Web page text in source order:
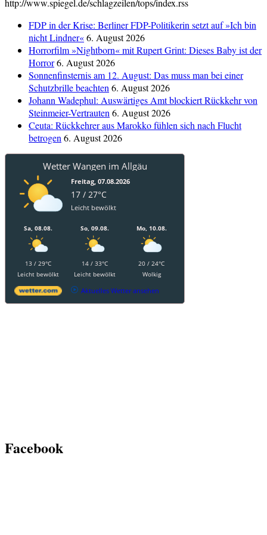
http://www.spiegel.de/schlagzeilen/tops/index.rss
FDP in der Krise: Berliner FDP-Politikerin setzt auf »Ich bin
nicht Lindner«6. August 2026
Horrorfilm »Nightborn« mit Rupert Grint: Dieses Baby ist der
Horror6. August 2026
Sonnenfinsternis am 12. August: Das muss man bei einer
Schutzbrille beachten 6. August 2026
Johann Wadephul: Auswärtiges Amt blockiert Rückkehr von
Steinmeier-Vertrauten 6. August 2026
Ceuta: Rückkehrer aus Marokko fühlen sich nach Flucht
betrogen 6. August 2026
Wetter Wangen im Allgäu
Freitag, 07.08.2026
17 / 27°C
Leicht bewölkt
Sa, 08.08.
13 / 29°C
Leicht bewölkt
So, 09.08.
14 / 33°C
Leicht bewölkt
Mo, 10.08.
20 / 24°C
Wolkig
Aktuelles Wetter ansehen
Facebook